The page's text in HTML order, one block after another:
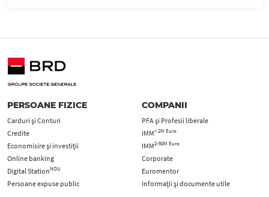
PERSOANE FIZICE
Carduri şi Conturi
Credite
Economisire și investiții
Online banking
Digital StationNOU
Persoane expuse public
COMPANII
PFA şi Profesii liberale
IMM< 2M Euro
IMM2-50M Euro
Corporate
Euromentor
Informații și documente utile